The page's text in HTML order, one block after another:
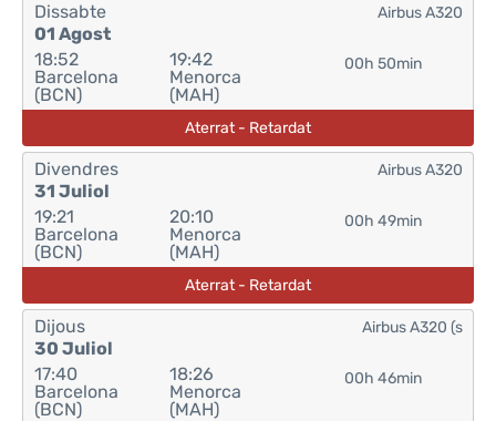
Dissabte
01 Agost
18:52
Barcelona
(BCN)
19:42
Menorca
(MAH)
00h 50min
Airbus A320
Aterrat - Retardat
Divendres
31 Juliol
19:21
Barcelona
(BCN)
20:10
Menorca
(MAH)
00h 49min
Airbus A320
Aterrat - Retardat
Dijous
30 Juliol
17:40
Barcelona
(BCN)
18:26
Menorca
(MAH)
00h 46min
Airbus A320 (s